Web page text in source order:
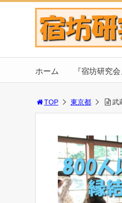
ホーム 『宿坊研究
TOP 東京都 武